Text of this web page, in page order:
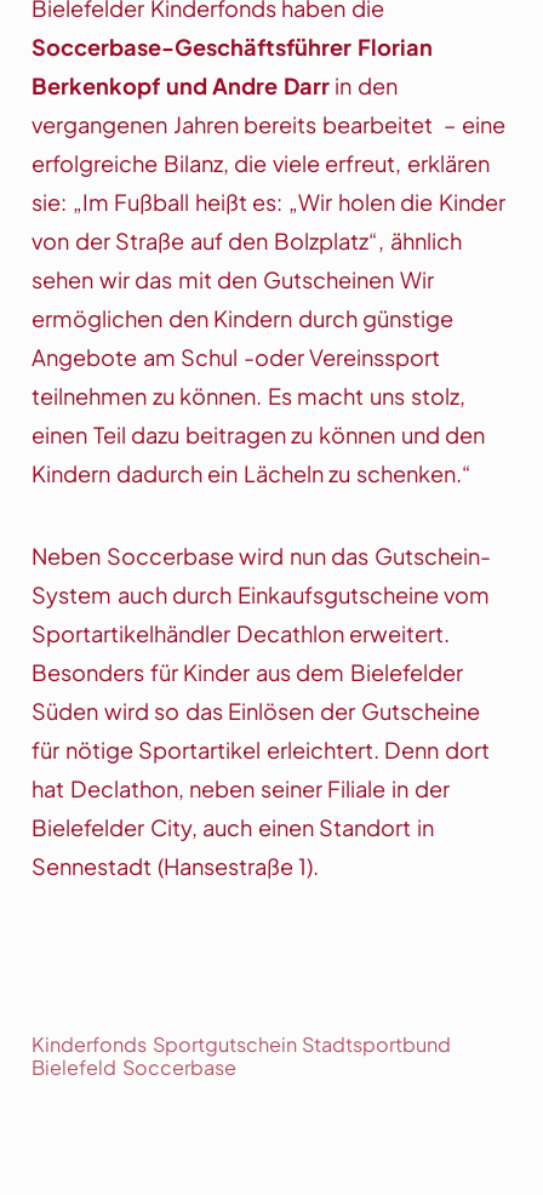
Bielefelder Kinderfonds haben die
Soccerbase-Geschäftsführer Florian
Berkenkopf und Andre Darrin den
vergangenen Jahren bereits bearbeitet – eine
erfolgreiche Bilanz, die viele erfreut, erklären
sie: „Im Fußball heißt es: „Wir holen die Kinder
von der Straße auf den Bolzplatz“, ähnlich
sehen wir das mit den Gutscheinen Wir
ermöglichen den Kindern durch günstige
Angebote am Schul -oder Vereinssport
teilnehmen zu können. Es macht uns stolz,
einen Teil dazu beitragen zu können und den
Kindern dadurch ein Lächeln zu schenken.“
Neben Soccerbase wird nun das Gutschein-
System auch durch Einkaufsgutscheine vom
Sportartikelhändler Decathlon erweitert.
Besonders für Kinder aus dem Bielefelder
Süden wird so das Einlösen der Gutscheine
für nötige Sportartikel erleichtert. Denn dort
hat Declathon, neben seiner Filiale in der
Bielefelder City, auch einen Standort in
Sennestadt (Hansestraße 1).
Kinderfonds Sportgutschein Stadtsportbund
Bielefeld Soccerbase